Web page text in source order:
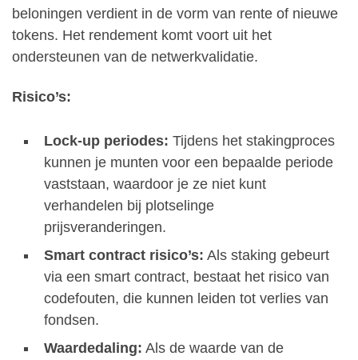
beloningen verdient in de vorm van rente of nieuwe
tokens. Het rendement komt voort uit het
ondersteunen van de netwerkvalidatie.
Risico’s:
Lock-up periodes: Tijdens het stakingproces
kunnen je munten voor een bepaalde periode
vaststaan, waardoor je ze niet kunt
verhandelen bij plotselinge
prijsveranderingen.
Smart contract risico’s: Als staking gebeurt
via een smart contract, bestaat het risico van
codefouten, die kunnen leiden tot verlies van
fondsen.
Waardedaling: Als de waarde van de